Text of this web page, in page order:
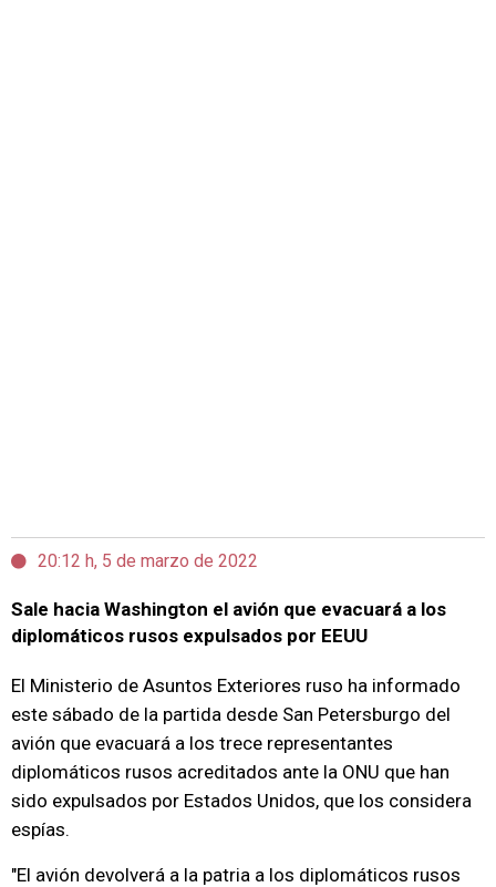
20:12 h, 5 de marzo de 2022
Sale hacia Washington el avión que evacuará a los
diplomáticos rusos expulsados por EEUU
El Ministerio de Asuntos Exteriores ruso ha informado
este sábado de la partida desde San Petersburgo del
avión que evacuará a los trece representantes
diplomáticos rusos acreditados ante la ONU que han
sido expulsados por Estados Unidos, que los considera
espías.
"El avión devolverá a la patria a los diplomáticos rusos